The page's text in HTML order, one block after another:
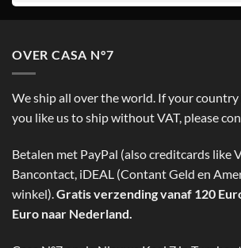
OVER CASA N°7
We ship all over the world. If your
you like us to ship without VAT, please
Betalen met PayPal (also creditcards like
Bancontact, iDEAL (Contant Geld en
winkel).Gratis verzending vanaf 120
Euro naar Nederland.